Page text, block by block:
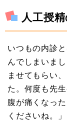
人工授
いつもの内診
んでしまいま
ませてもらい
た。何度も先
腹が痛くなっ
くださいね。